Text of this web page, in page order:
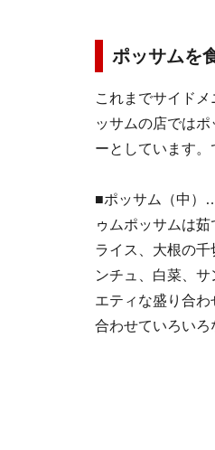
ポッサムを
これまでサイド
ッサムの店では
ーとしています
■ポッサム（中）
ゥムポッサムは
ライス、大根の
ンチュ、白菜、
エティな盛り合
合わせていろいろ